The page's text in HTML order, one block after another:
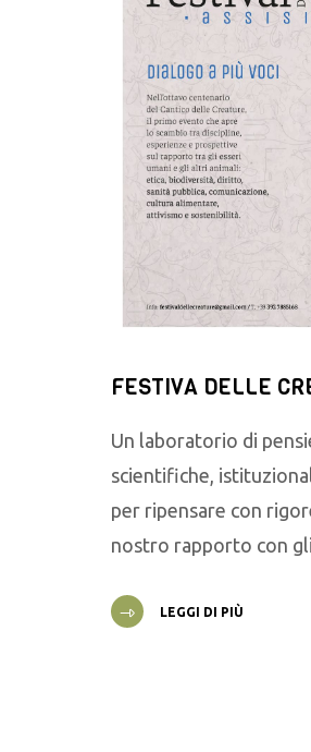
FESTIVA DELLE
Un laboratorio di
scientifiche,
per ripensare con
nostro rapporto con
LEGGI DI PIÙ